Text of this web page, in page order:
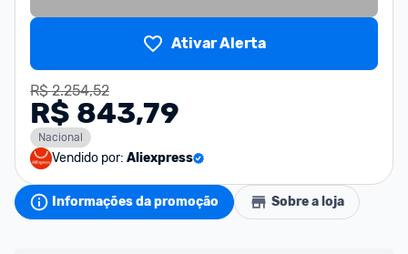
Ativar Alerta
R$ 2.254,52
R$ 843,79
Nacional
Vendido por: Aliexpress
Informações da promoção Sobre a loja